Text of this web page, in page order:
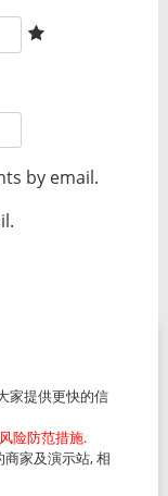
by email.
家提供更快的信
险防范措施.
家及演示站, 相